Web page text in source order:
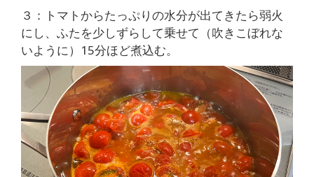
３：トマトからたっぷりの水分が出てきたら弱火
にし、ふたを少しずらして乗せて（吹きこぼれな
いように）15分ほど煮込む。